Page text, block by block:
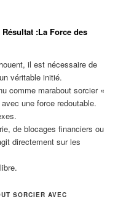
:La Force des
il est nécessaire de
véritable initié.
comme marabout sorcier «
une force redoutable.
de blocages financiers ou
directement sur les
SORCIER AVEC